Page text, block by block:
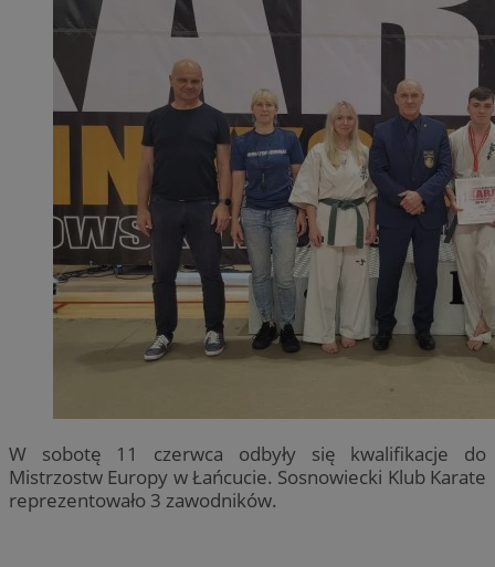
W sobotę 11 czerwca odbyły się kwalifikacje do
Mistrzostw Europy w Łańcucie. Sosnowiecki Klub Karate
reprezentowało 3 zawodników.